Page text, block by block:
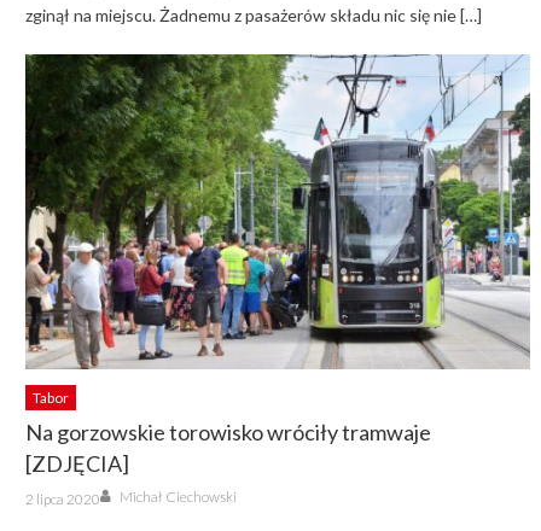
zginął na miejscu. Żadnemu z pasażerów składu nic się nie […]
Tabor
Na gorzowskie torowisko wróciły tramwaje
[ZDJĘCIA]
Posted
on
2 lipca 2020 Author
Michał Ciechowski